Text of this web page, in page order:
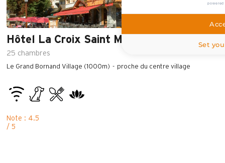
Hôtel La Croix Saint Maurice
25 chambres
Le Grand Bornand Village (1000m) proche du centre village
Note : 4.5
/ 5
powered
Set